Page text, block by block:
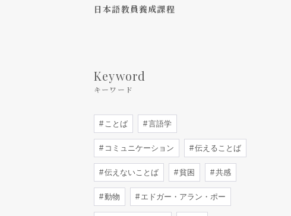
日本語教員養成課程
Keyword
キーワード
ことば 言語学
コミュニケーション 伝えることば
伝えないことば 貧困 共感
動物 エドガー・アラン・ポー